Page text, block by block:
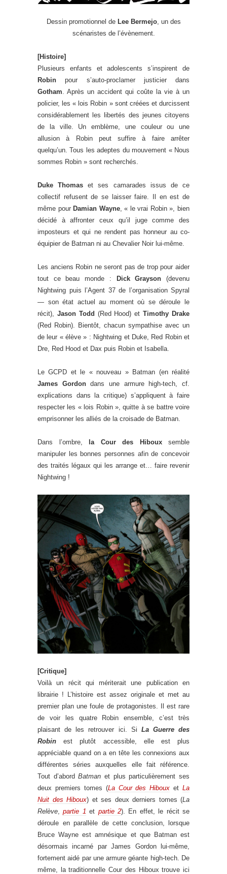
Dessin promotionnel de Lee Bermejo, un des
scénaristes de l’évènement.
[Histoire]
Plusieurs enfants et adolescents s’inspirent de
Robin pour s’auto-proclamer justicier dans
Gotham. Après un accident qui coûte la vie à un
policier, les « lois Robin » sont créées et durcissent
considérablement les libertés des jeunes citoyens
de la ville. Un emblème, une couleur ou une
allusion à Robin peut suffire à faire arrêter
quelqu’un. Tous les adeptes du mouvement « Nous
sommes Robin » sont recherchés.
Duke Thomas et ses camarades issus de ce
collectif refusent de se laisser faire. Il en est de
même pour Damian Wayne, « le vrai Robin », bien
décidé à affronter ceux qu’il juge comme des
imposteurs et qui ne rendent pas honneur au co-
équipier de Batman ni au Chevalier Noir lui-même.
Les anciens Robin ne seront pas de trop pour aider
tout ce beau monde :
Dick Grayson (devenu
Nightwing puis l’Agent 37 de l’organisation Spyral
— son état actuel au moment où se déroule le
récit), Jason Todd (Red Hood) etTimothy Drake
(Red Robin). Bientôt, chacun sympathise avec un
de leur « élève » : Nightwing et Duke, Red Robin et
Dre, Red Hood et Dax puis Robin et Isabella.
Le GCPD et le « nouveau » Batman (en réalité
James Gordondans une armure high-tech, cf.
explications dans la critique) s’appliquent à faire
respecter les « lois Robin », quitte à se battre voire
emprisonner les alliés de la croisade de Batman.
Dans l’ombre, la Cour des Hibouxsemble
manipuler les bonnes personnes afin de concevoir
des traités légaux qui les arrange et… faire revenir
Nightwing !
[Critique]
Voilà un récit qui mériterait une publication en
librairie ! L’histoire est assez originale et met au
premier plan une foule de protagonistes. Il est rare
de voir les quatre Robin ensemble, c’est très
plaisant de les retrouver ici. Si La Guerre des
Robin
est plutôt accessible, elle est plus
appréciable quand on a en tête les connexions aux
différentes séries auxquelles elle fait référence.
Tout d’abordBatman et plus particulièrement ses
deux premiers tomes (La Cour des Hiboux et La
Nuit des Hiboux) et ses deux derniers tomes (La
Relève,partie 1 et partie 2). En effet, le récit se
déroule en parallèle de cette conclusion, lorsque
Bruce Wayne est amnésique et que Batman est
désormais incarné par James Gordon lui-même,
fortement aidé par une armure géante high-tech. De
même, la traditionnelle Cour des Hiboux trouve ici